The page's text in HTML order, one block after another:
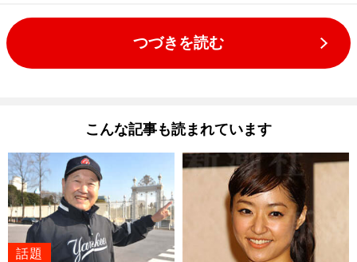
つづきを読む
こんな記事も読まれています
話題